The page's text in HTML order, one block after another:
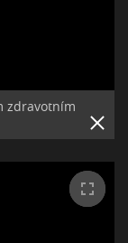
zdravotním